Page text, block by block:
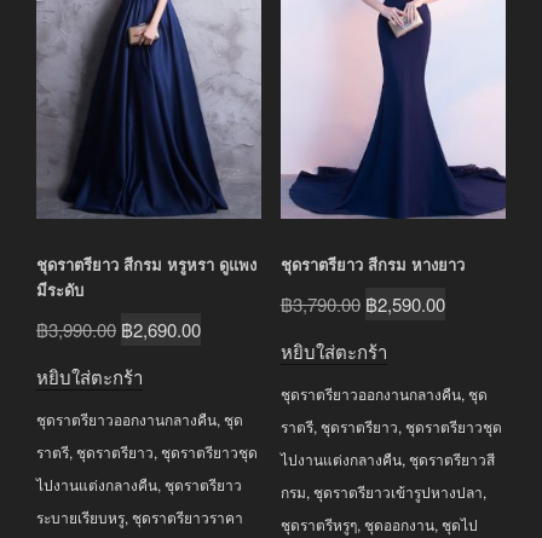
ชุดราตรียาว สีกรม หรูหรา ดูแพง
มีระดับ
฿3,990.00 Original
฿3,990.00.
฿2,690.00Current
฿2,690.00.
หยิบใส่ตะกร้า
ชุดราตรียาวออกงานกลางคืน, ชุด
ราตรี, ชุดราตรียาว, ชุดราตรียาวชุด
ไปงานแต่งกลางคืน, ชุดราตรียาว
ระบายเรียบหรู, ชุดราตรียาวราคา
ชุดราตรียาว สีกรม หางยาว
฿3,790.00 Original
฿3,790.00.
฿2,590.00Current
฿2,590.00.
หยิบใส่ตะกร้า
ชุดราตรียาวออกงานกลางคืน, ชุด
ราตรี, ชุดราตรียาว, ชุดราตรียาวชุด
ไปงานแต่งกลางคืน, ชุดราตรียาวสี
กรม, ชุดราตรียาวเข้ารูปหางปลา,
ชุดราตรีหรูๆ, ชุดออกงาน, ชุดไป